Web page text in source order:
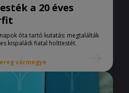
a 20 éves
óta tartó kutatás: megtalálták
kispaládi fiatal holttestét.
vármegye